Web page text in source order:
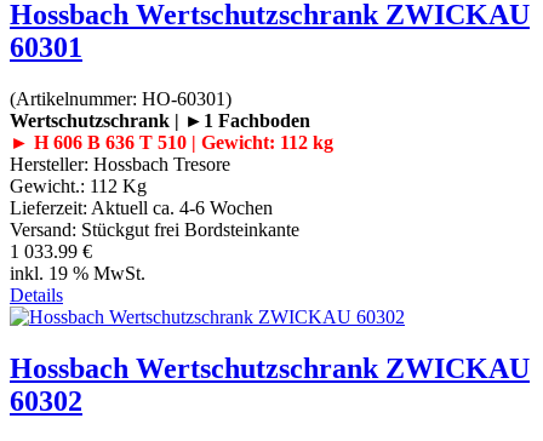
Hossbach Wertschutzschrank ZWICKAU
60301
(Artikelnummer: HO-60301)
Wertschutzschrank | ►1 Fachboden
► H 606 B 636 T 510 | Gewicht: 112 kg
Hersteller: Hossbach Tresore
Gewicht.: 112 Kg
Lieferzeit: Aktuell ca. 4-6 Wochen
Versand: Stückgut frei Bordsteinkante
1 033.99 €
inkl. 19 % MwSt.
Details
Hossbach Wertschutzschrank ZWICKAU
60302